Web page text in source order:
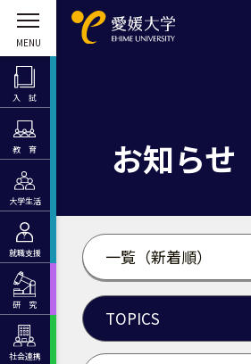
入 試
教 育
大学生活
就職支援
研 究
社会連携
お知らせ
一覧（新着順）
TOPICS